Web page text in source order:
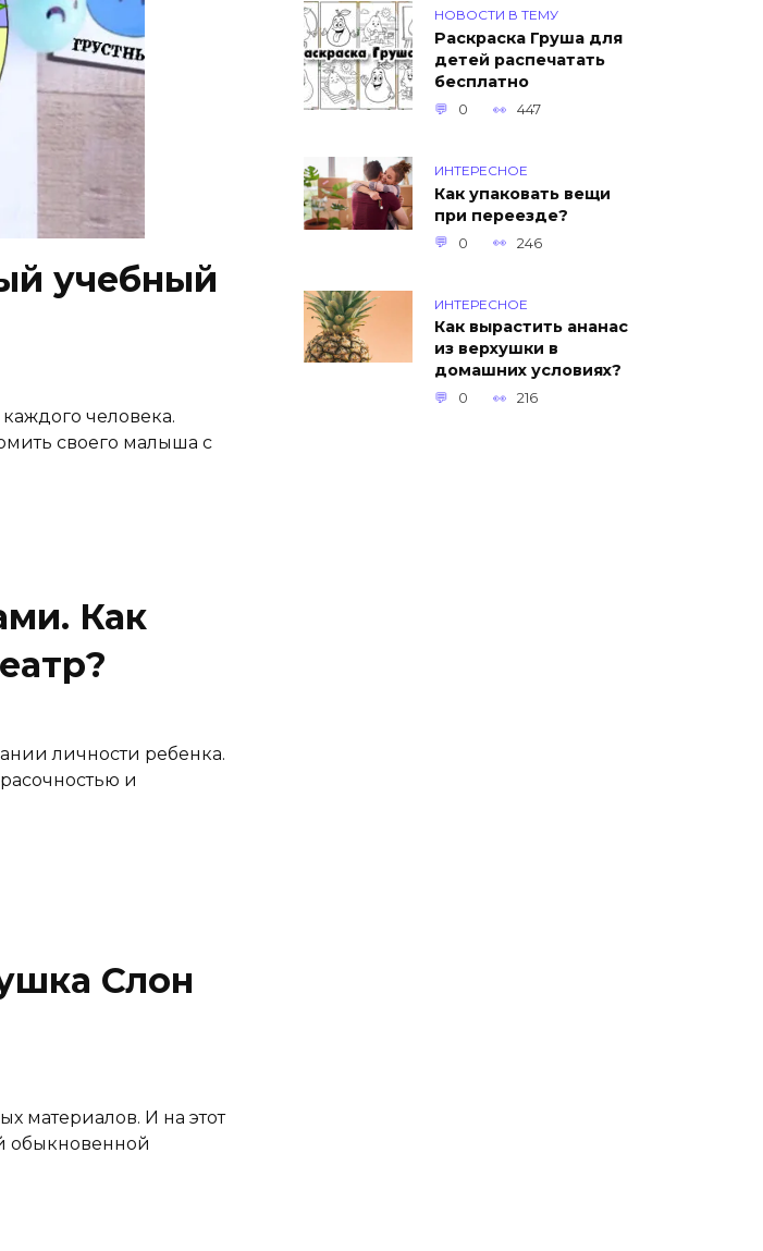
учебный
человека.
своего малыша с
Как
личности ребенка.
и
Слон
материалов. И на этот
обыкновенной
НОВОСТИ В ТЕМУ
Раскраска Груша для
детей распечатать
бесплатно
0 447
ИНТЕРЕСНОЕ
Как упаковать вещи
при переезде?
0 246
ИНТЕРЕСНОЕ
Как вырастить ананас
из верхушки в
домашних условиях?
0 216